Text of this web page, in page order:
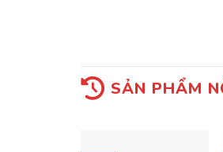
SẢN PHẨM